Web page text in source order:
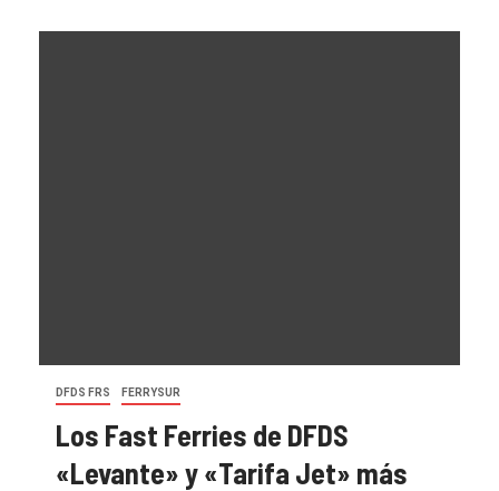
DFDS FRS FERRYSUR
Los Fast Ferries de DFDS
«Levante» y «Tarifa Jet» más